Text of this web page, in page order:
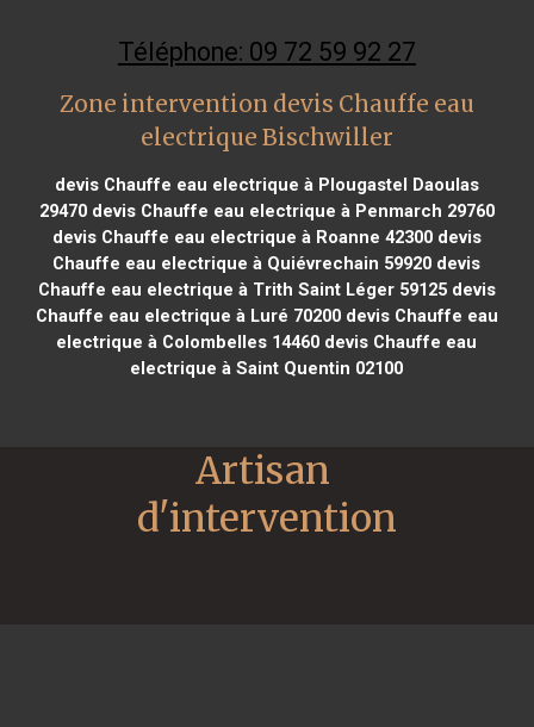
Téléphone: 09 72 59 92 27
Zone intervention devis Chauffe eau
electrique Bischwiller
devis Chauffe eau electrique à Plougastel Daoulas
29470devis Chauffe eau electrique à Penmarch 29760
devis Chauffe eau electrique à Roanne 42300devis
Chauffe eau electrique à Quiévrechain 59920 devis
Chauffe eau electrique à Trith Saint Léger 59125devis
Chauffe eau electrique à Luré 70200devis Chauffe eau
electrique à Colombelles 14460 devis Chauffe eau
electrique à Saint Quentin 02100
Artisan
d'intervention